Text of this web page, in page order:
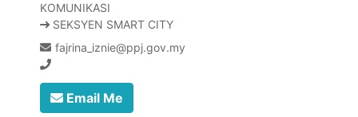
KOMUNIKASI
SEKSYEN SMART CITY
fajrina_iznie@ppj.gov.my
Email Me